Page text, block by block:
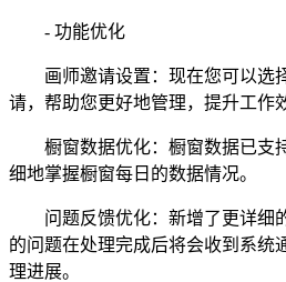
- 功能优化
画师邀请设置：现在您可以选
请，帮助您更好地管理，提升工作
橱窗数据优化：橱窗数据已支
细地掌握橱窗每日的数据情况。
问题反馈优化：新增了更详细
的问题在处理完成后将会收到系统
理进展。